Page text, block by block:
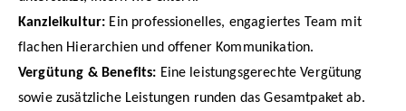
Kanzleikultur: Ein professionelles, engagiertes Team mit
flachen Hierarchien und offener Kommunikation.
Vergütung & Benefits: Eine leistungsgerechte Vergütung
sowie zusätzliche Leistungen runden das Gesamtpaket ab.